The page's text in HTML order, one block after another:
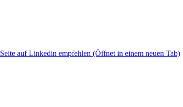
Seite auf Linkedin empfehlen (Öffnet in einem neuen Tab)